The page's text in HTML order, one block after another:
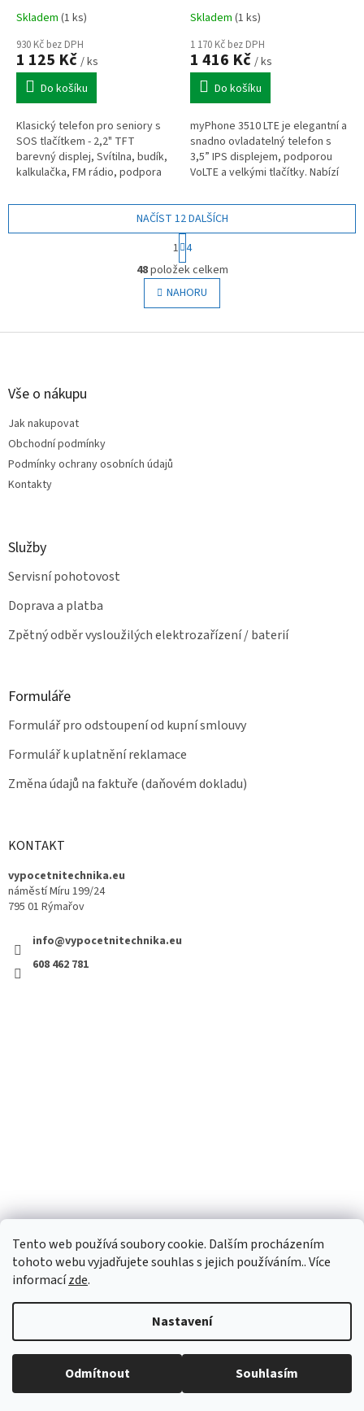
Tento web používá soubory cookie. Dalším procházením
tohoto webu vyjadřujete souhlas s jejich používáním.. Více
informacízde.
Nastavení
Odmítnout Souhlasím
Skladem (1 ks)
930 Kč bez DPH
1 125 Kč / ks
Do košíku
Klasický telefon pro seniory s
SOS tlačítkem - 2,2" TFT
barevný displej, Svítilna, budík,
kalkulačka, FM rádio, podpora
bluetooth, součástí balení...
Skladem (1 ks)
1 170 Kč bez DPH
1 416 Kč / ks
Do košíku
myPhone 3510 LTE je elegantní a
snadno ovladatelný telefon s
3,5” IPS displejem, podporou
VoLTE a velkými tlačítky. Nabízí
hliníkové tělo, Dual...
O
v
l
á
NAČÍST 12 DALŠÍCH
S
t
r
á
n
k
v
1 4
48položek celkem
NAHORU
Z
Vše o nákupu
Jak nakupovat
Obchodní podmínky
Podmínky ochrany osobních údajů
Kontakty
Služby
Servisní pohotovost
Doprava a platba
Zpětný odběr vysloužilých elektrozařízení / baterií
Formuláře
Formulář pro odstoupení od kupní smlouvy
Formulář k uplatnění reklamace
Změna údajů na faktuře (daňovém dokladu)
KONTAKT
vypocetnitechnika.eu
náměstí Míru 199/24
795 01 Rýmařov
info@vypocetnitechnika.eu
608 462 781
Copyright 2026vypocetnitechnika.eu. Všechna práva vyhrazena.
Upravit nastavení cookies